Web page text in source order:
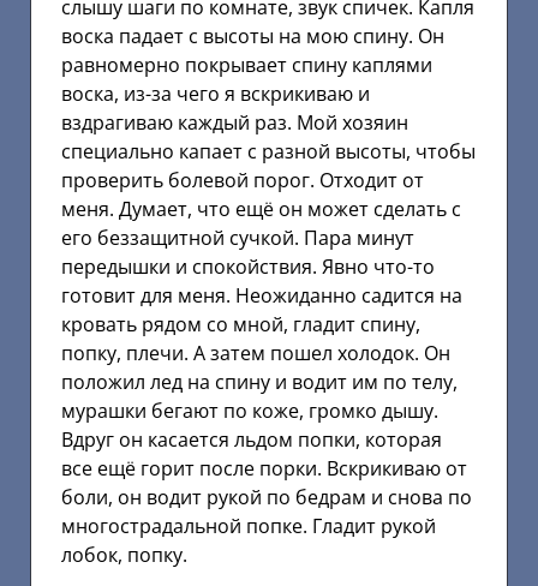
слышу шаги по комнате, звук спичек. Капля
воска падает с высоты на мою спину. Он
равномерно покрывает спину каплями
воска, из-за чего я вскрикиваю и
вздрагиваю каждый раз. Мой хозяин
специально капает с разной высоты, чтобы
проверить болевой порог. Отходит от
меня. Думает, что ещё он может сделать с
его беззащитной сучкой. Пара минут
передышки и спокойствия. Явно что-то
готовит для меня. Неожиданно садится на
кровать рядом со мной, гладит спину,
попку, плечи. А затем пошел холодок. Он
положил лед на спину и водит им по телу,
мурашки бегают по коже, громко дышу.
Вдруг он касается льдом попки, которая
все ещё горит после порки. Вскрикиваю от
боли, он водит рукой по бедрам и снова по
многострадальной попке. Гладит рукой
лобок, попку.